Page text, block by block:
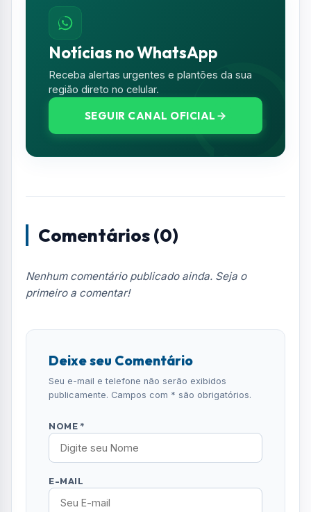
Notícias no WhatsApp
Receba alertas urgentes e plantões da sua
região direto no celular.
SEGUIR CANAL OFICIAL
Comentários (0)
Nenhum comentário publicado ainda. Seja o
primeiro a comentar!
Deixe seu Comentário
Seu e-mail e telefone não serão exibidos
publicamente. Campos com * são obrigatórios.
NOME *
E-MAIL